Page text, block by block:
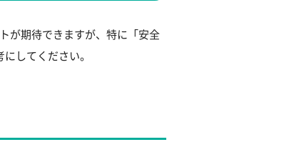
が期待できますが、特に「安全
してください。